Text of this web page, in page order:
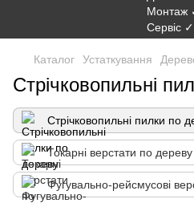
Каталог Устаткування
Стрічковопильні
Стрічковопильні пилки по
Токарні верстати по дереву
Фугувально-рейсмусові